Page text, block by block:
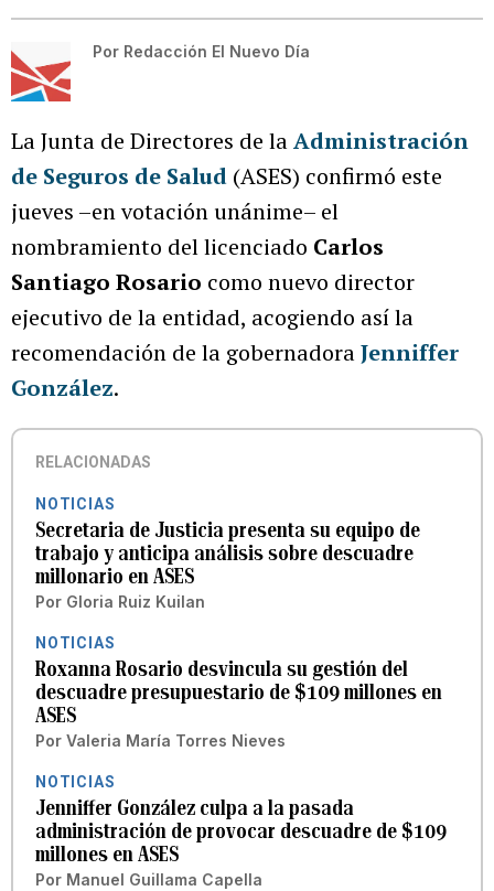
Por Redacción El Nuevo Día
La Junta de Directores de laAdministración
de Seguros de Salud (ASES) confirmó este
jueves –en votación unánime– el
nombramiento del licenciado Carlos
Santiago Rosario como nuevo director
ejecutivo de la entidad, acogiendo así la
recomendación de la gobernadoraJenniffer
González.
RELACIONADAS
NOTICIAS
Secretaria de Justicia presenta su equipo de
trabajo y anticipa análisis sobre descuadre
millonario en ASES
Por Gloria Ruiz Kuilan
NOTICIAS
Roxanna Rosario desvincula su gestión del
descuadre presupuestario de $109 millones en
ASES
Por Valeria María Torres Nieves
NOTICIAS
Jenniffer González culpa a la pasada
administración de provocar descuadre de $109
millones en ASES
Por Manuel Guillama Capella